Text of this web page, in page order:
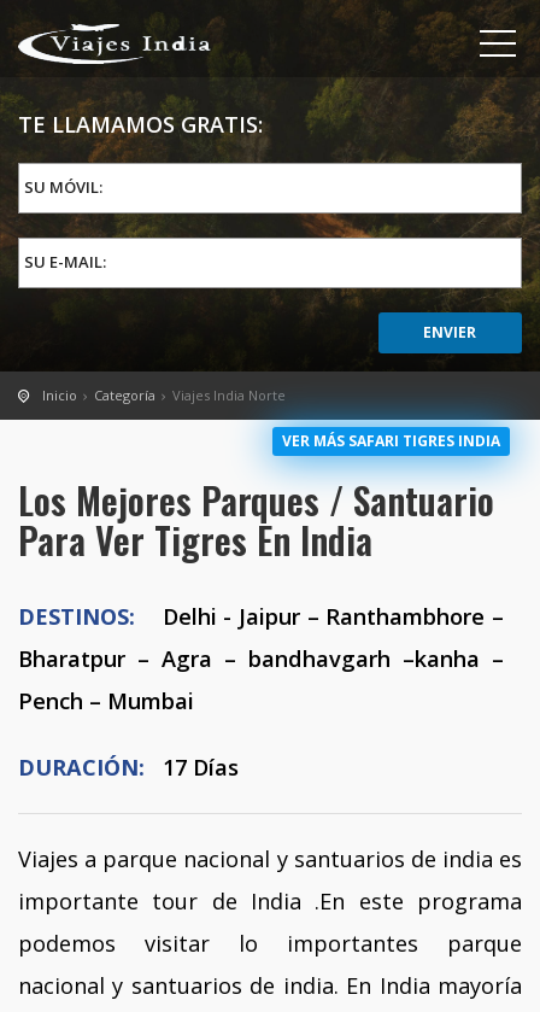
TE LLAMAMOS GRATIS:
SU MÓVIL:
SU E-MAIL:
Inicio Categoría Viajes India Norte
VER MÁS SAFARI TIGRES INDIA
Los Mejores Parques / Santuario
Para Ver Tigres En India
DESTINOS: Delhi - Jaipur – Ranthambhore –
Bharatpur – Agra – bandhavgarh –kanha –
Pench – Mumbai
DURACIÓN: 17 Días
Viajes a parque nacional y santuarios de india es
importante tour de India .En este programa
podemos visitar lo importantes parque
nacional y santuarios de india. En India mayoría